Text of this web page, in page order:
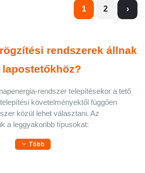
1 2 ›
rendszerek állnak
rendszer telepítésekor a tető
követelményektől függően
közül lehet választani. Az
a leggyakoribb típusokat:
Több